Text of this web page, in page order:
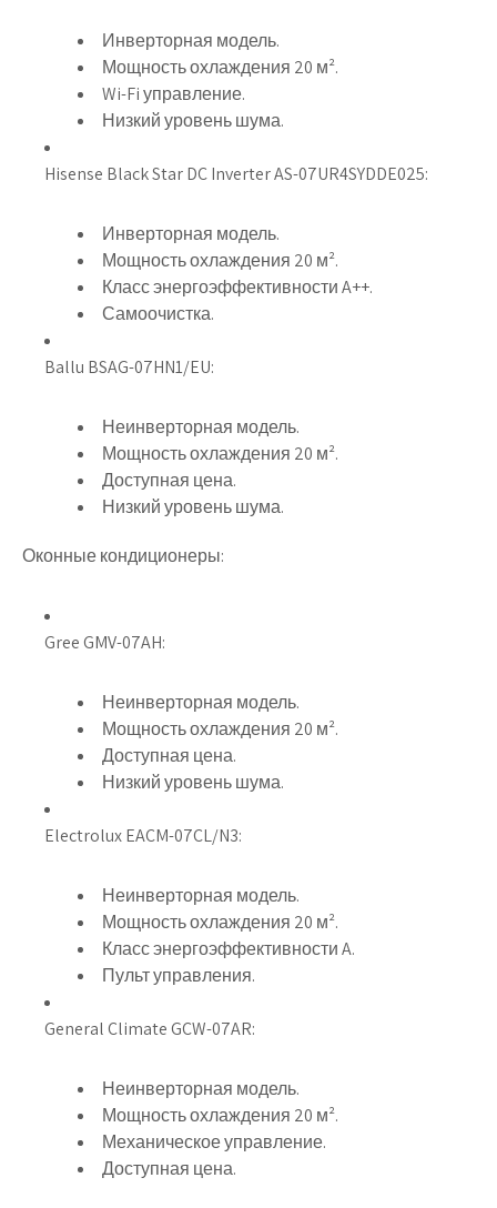
Инверторная модель.
Мощность охлаждения 20 м².
Wi-Fi управление.
Низкий уровень шума.
Hisense Black Star DC Inverter AS-07UR4SYDDE025:
Инверторная модель.
Мощность охлаждения 20 м².
Класс энергоэффективности A++.
Самоочистка.
Ballu BSAG-07HN1/EU:
Неинверторная модель.
Мощность охлаждения 20 м².
Доступная цена.
Низкий уровень шума.
Оконные кондиционеры:
Gree GMV-07AH:
Неинверторная модель.
Мощность охлаждения 20 м².
Доступная цена.
Низкий уровень шума.
Electrolux EACM-07CL/N3:
Неинверторная модель.
Мощность охлаждения 20 м².
Класс энергоэффективности A.
Пульт управления.
General Climate GCW-07AR:
Неинверторная модель.
Мощность охлаждения 20 м².
Механическое управление.
Доступная цена.